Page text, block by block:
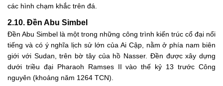
các hình chạm khắc trên đá.
2.10. Đền Abu Simbel
Đền Abu Simbel là một trong những công trình kiến trúc cổ đại nổi
tiếng và có ý nghĩa lịch sử lớn của Ai Cập, nằm ở phía nam biên
giới với Sudan, trên bờ tây của hồ Nasser. Đền được xây dựng
dưới triều đại Pharaoh Ramses II vào thế kỷ 13 trước Công
nguyên (khoảng năm 1264 TCN).